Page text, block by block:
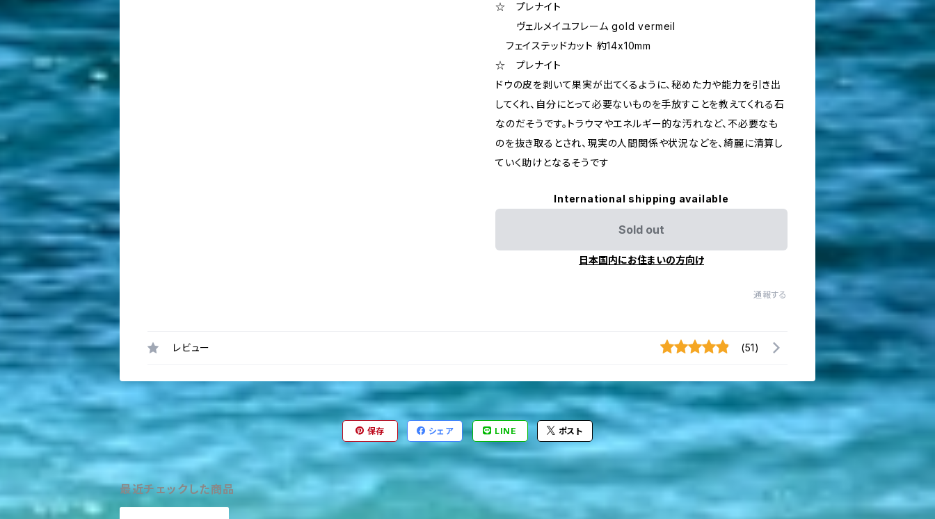
☆ プレナイト
ヴェルメイユフレーム gold vermeil
フェイステッドカット 約14x10mm
☆ プレナイト
ドウの皮を剥いて果実が出てくるように、秘めた力や能力を引き出
してくれ、自分にとって必要ないものを手放すことを教えてくれる石
なのだそうです。トラウマやエネルギー的な汚れなど、不必要なも
のを抜き取るとされ、現実の人間関係や状況などを、綺麗に清算し
ていく助けとなるそうです
International shipping available
Sold out
日本国内にお住まいの方向け
通報する
レビュー (51)
保存 シェア LINE ポスト
最近チェックした商品